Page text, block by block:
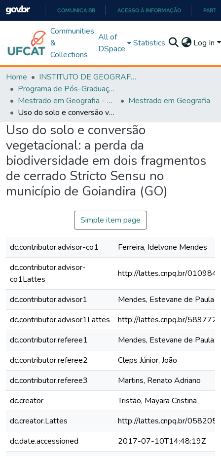
PARA
O
COMUNICA BR ACESSO À INFORMAÇÃO
Communities
&
Collections
All of
DSpace
Statistics Log In
Home
INSTITUTO DE GEOGRAFIA
Programa de Pós-Graduação em Geografia - PPGGEO
Mestrado em Geografia - PPGGEO
Mestrado em Geografia
Uso do solo e conversão vegetacional: a perda da biodiversidade em dois fragmentos de cerrado Stricto Sensu no município de Goiandira (GO)
Uso do solo e conversão
vegetacional: a perda da
biodiversidade em dois fragmentos
de cerrado Stricto Sensu no
município de Goiandira (GO)
Simple item page
dc.contributor.advisor-co1
Ferreira, Idelvone Mendes
dc.contributor.advisor-
co1Lattes
http://lattes.cnpq.br/
dc.contributor.advisor1
Mendes, Estevane de Paula
dc.contributor.advisor1Lattes
http://lattes.cnpq.br/
dc.contributor.referee1
Mendes, Estevane de Paula
dc.contributor.referee2
Cleps Júnior, João
dc.contributor.referee3
Martins, Renato Adriano
dc.creator
Tristão, Mayara Cristina
dc.creator.Lattes
http://lattes.cnpq.br/
dc.date.accessioned
2017-07-10T14:48:19Z